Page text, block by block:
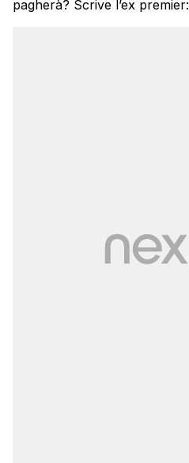
pagherà? Scrive l’ex premier: